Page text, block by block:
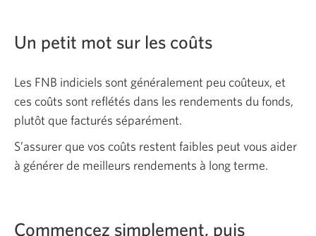
Un petit mot sur les coûts
Les FNB indiciels sont généralement peu coûteux, et
ces coûts sont reflétés dans les rendements du fonds,
plutôt que facturés séparément.
S’assurer que vos coûts restent faibles peut vous aider
à générer de meilleurs rendements à long terme.
Commencez simplement, puis